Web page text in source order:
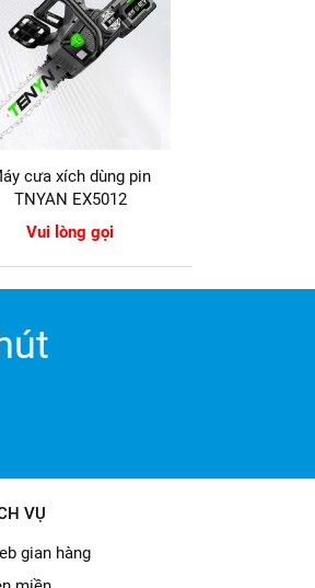
cưa xích dùng pin
TNYAN EX5012
Vui lòng gọi
VỤ
gian hàng